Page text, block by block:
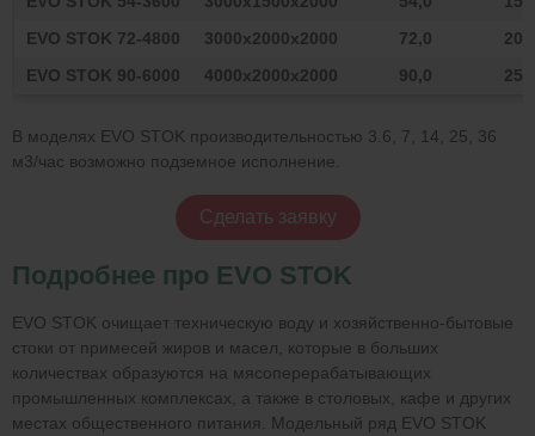
EVO STOK 72-4800
3000х2000х2000 72,0
EVO STOK 90-6000
4000х2000х2000 90,0
В моделях EVO STOK производительностью 3.6, 7, 14, 25, 36
м3/час возможно подземное исполнение.
Сделать заявку
Подробнее про EVO STOK
EVO STOK очищает техническую воду и хозяйственно-бытовые
стоки от примесей жиров и масел, которые в больших
количествах образуются на мясоперерабатывающих
промышленных комплексах, а также в столовых, кафе и других
местах общественного питания. Модельный ряд EVO STOK